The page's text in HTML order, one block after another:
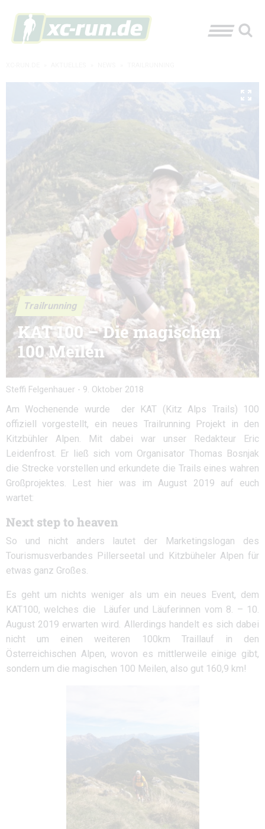
Trailrunning
KAT 100 – Die magischen
100 Meilen
Steffi Felgenhauer - 9. Oktober 2018
Am Wochenende wurde der KAT (Kitz Alps Trails) 100
offiziell vorgestellt, ein neues Trailrunning Projekt in den
Kitzbühler Alpen. Mit dabei war unser Redakteur Eric
Leidenfrost. Er ließ sich vom Organisator Thomas Bosnjak
die Strecke vorstellen und erkundete die Trails eines wahren
Großprojektes. Lest hier was im August 2019 auf euch
wartet:
Next step to heaven
So und nicht anders lautet der Marketingslogan des
Tourismusverbandes Pillerseetal und Kitzbüheler Alpen für
etwas ganz Großes.
Es geht um nichts weniger als um ein neues Event, dem
KAT100, welches die
Läufer und Läuferinnen vom 8. – 10.
August 2019 erwarten wird. Allerdings handelt es sich dabei
nicht um einen weiteren 100km Traillauf in den
Österreichischen Alpen, wovon es mittlerweile einige gibt,
sondern um die magischen 100 Meilen, also gut 160,9 km!